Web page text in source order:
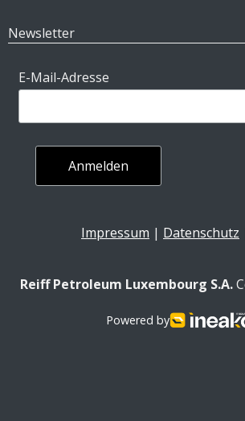
Newsletter
E-Mail-Adresse
Impressum | Datenschutz
Reiff Petroleum Luxembourg S.A.
Powered by